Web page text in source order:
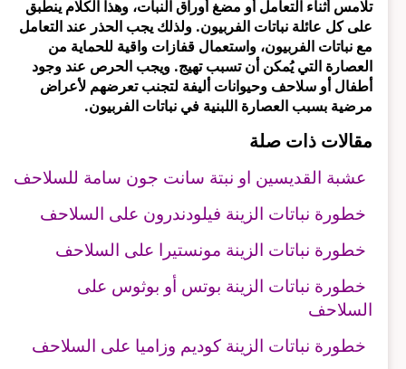
تلامس أثناء التعامل أو مضغ أوراق النبات، وهذا الكلام ينطبق
على كل عائلة نباتات الفربيون. ولذلك يجب الحذر عند التعامل
مع نباتات الفربيون، واستعمال قفازات واقية للحماية من
العصارة التي يُمكن أن تسبب تهيج. ويجب الحرص عند وجود
أطفال أو سلاحف وحيوانات أليفة لتجنب تعرضهم لأعراض
مرضية بسبب العصارة اللبنية في نباتات الفربيون.
مقالات ذات صلة
عشبة القديسين او نبتة سانت جون سامة للسلاحف
خطورة نباتات الزينة فيلودندرون ‬على السلاحف
خطورة نباتات الزينة ‬‎مونستيرا على السلاحف
خطورة نباتات الزينة بوتس أو بوثوس على
السلاحف
خطورة نباتات الزينة كوديم وزاميا على السلاحف